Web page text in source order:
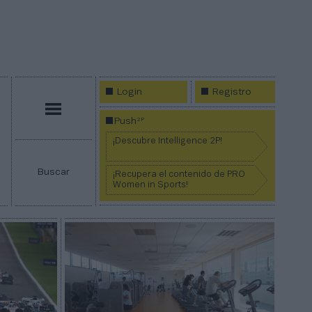
Buscar
Login Registro
Push2P
¡Descubre Intelligence 2P!
¡Recupera el contenido de PRO
Women in Sports!